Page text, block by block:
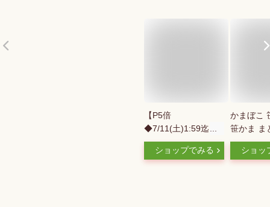
【P5倍
◆7/11(土)1:59迄】
牛たんせんべい 16袋
入 | 牛タン 煎餅 お菓
ショップでみる
かまぼこ
笹かま ま
送料無料
レゼント
ショッ